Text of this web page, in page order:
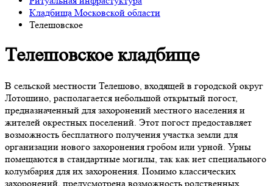
Кладбища Московской области
Телешовское
Телешовское кладбище
В сельской местности Телешово, входящей в городской округ
Лотошино, располагается небольшой открытый погост,
предназначенный для захоронений местного населения и
жителей окрестных поселений. Этот погост предоставляет
возможность бесплатного получения участка земли для
организации нового захоронения гробом или урной. Урны
помещаются в стандартные могилы, так как нет специального
колумбария для их захоронения. Помимо классических
захоронений, предусмотрена возможность родственных